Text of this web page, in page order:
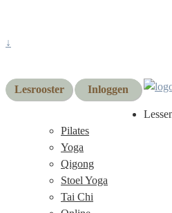
↓
Lesrooster Inloggen
Pilates
Yoga
Qigong
Stoel Yoga
Tai Chi